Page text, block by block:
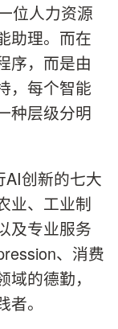
位人力资源
助理。而在
序，而是由
，每个智能
种层级分明
AI创新的七大
业、工业制
及专业服务
、消费
的德勤，
。